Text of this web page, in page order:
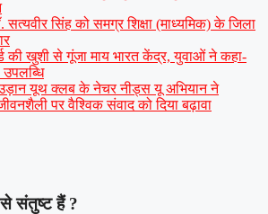
सत्यवीर सिंह को समग्र शिक्षा (माध्यमिक) के जिला
की खुशी से गूंजा माय भारत केंद्र, युवाओं ने कहा-
उपलब्धि
यूथ क्लब के नेचर नीड्स यू अभियान ने
पर वैश्विक संवाद को दिया बढ़ावा
से संतुष्ट हैं ?